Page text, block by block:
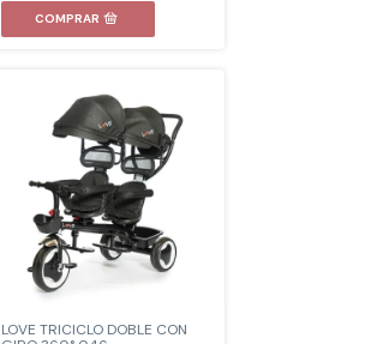
LOVE TRICICLO DOBLE CON